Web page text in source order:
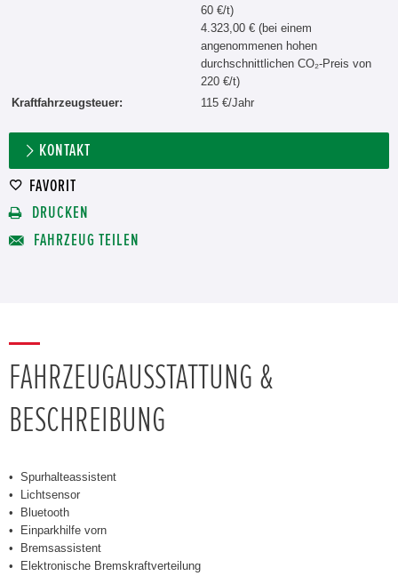
60 €/t)
4.323,00 € (bei einem
angenommenen hohen
durchschnittlichen CO₂-Preis von
220 €/t)
Kraftfahrzeugsteuer:
115 €/Jahr
KONTAKT
FAVORIT
DRUCKEN
FAHRZEUG TEILEN
FAHRZEUGAUSSTATTUNG &
BESCHREIBUNG
Spurhalteassistent
Lichtsensor
Bluetooth
Einparkhilfe vorn
Bremsassistent
Elektronische Bremskraftverteilung